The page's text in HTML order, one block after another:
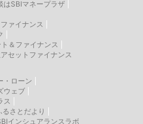
はSBIマネープラザ
ァイナンス
＆ファイナンス
セットファイナンス
・ローン
ウェブ
ス
さとだより
インシュアランスラボ